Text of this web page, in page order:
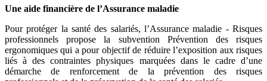
Une aide financière de l’Assurance maladie
Pour protéger la santé des salariés, l’Assurance maladie - Risques
professionnels propose la subvention Prévention des risques
ergonomiques qui a pour objectif de réduire l’exposition aux risques
liés à des contraintes physiques marquées dans le cadre d’une
démarche de renforcement de la prévention des risques